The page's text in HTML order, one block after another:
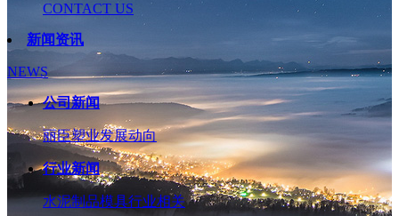
CONTACT US
新闻资讯
NEWS
公司新闻
丽臣塑业发展动向
行业新闻
水泥制品模具行业相关